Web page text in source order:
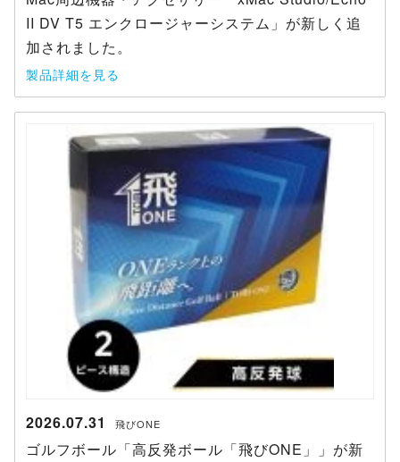
II DV T5 エンクロージャーシステム」が新しく追
加されました。
製品詳細を見る
2026.07.31 飛びONE
ゴルフボール「高反発ボール「飛びONE」」が新